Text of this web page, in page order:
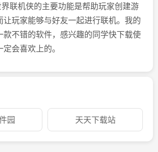
联机侠的主要功能是帮助玩家创建游
让玩家能够与好友一起进行联机。我的
款不错的软件，感兴趣的同学快下载使
会喜欢上的。
园 天天下载站